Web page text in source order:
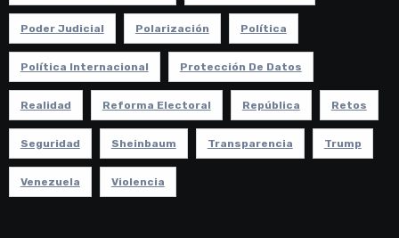
Poder Judicial Polarización Política
Política Internacional Protección De Datos
Realidad Reforma Electoral República Retos
Seguridad Sheinbaum Transparencia Trump
Venezuela Violencia